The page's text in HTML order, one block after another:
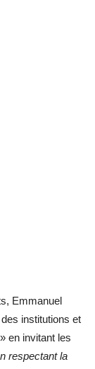
Emmanuel
institutions et
» en invitant les
respectant la